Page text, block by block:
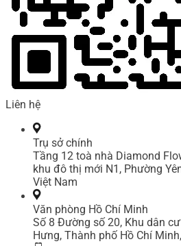
Liên hệ
Trụ sở chính
Tầng 12 toà nhà Diamond
khu đô thị mới N1, Phường
Việt Nam
Văn phòng Hồ Chí Minh
Số 8 Đường số 20, Khu dân
Hưng, Thành phố Hồ Chí